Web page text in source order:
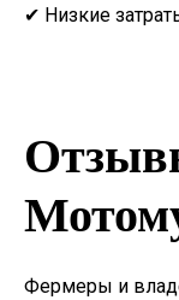
✔ Низкие
Фермеры и